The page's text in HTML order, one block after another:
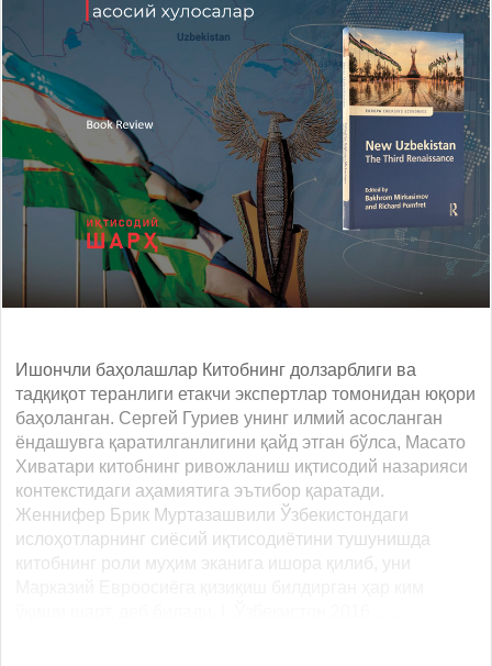
Ишончли баҳолашлар Китобнинг долзарблиги ва
тадқиқот теранлиги етакчи экспертлар томонидан юқори
баҳоланган. Сергей Гуриев унинг илмий асосланган
ёндашувга қаратилганлигини қайд этган бўлса, Масато
Хиватари китобнинг ривожланиш иқтисодий назарияси
контекстидаги аҳамиятига эътибор қаратади.
Женнифер Брик Муртазашвили Ўзбекистондаги
ислоҳотларнинг сиёсий иқтисодиётини тушунишда
китобнинг роли муҳим эканига ишора қилиб, уни